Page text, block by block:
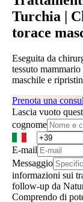
Turchia |
torace
Eseguita da
tessuto
maschile e
Prenota una
Lascia vuoto
cognome
E-mail
Messaggio
informazioni sui
follow-up da
Comprendo di